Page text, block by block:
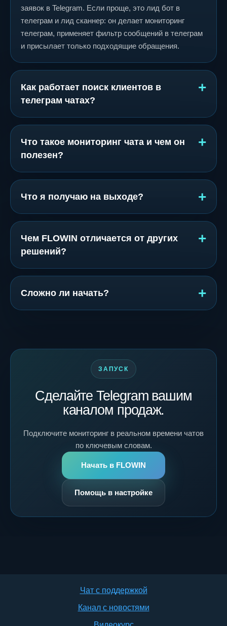
заявок в Telegram. Если проще, это лид бот в
телеграм и лид сканнер: он делает мониторинг
телеграм, применяет фильтр сообщений в телеграм
и присылает только подходящие обращения.
Как работает поиск клиентов в
телеграм чатах?
Что такое мониторинг чата и чем он
полезен?
Что я получаю на выходе?
Чем FLOWIN отличается от других
решений?
Сложно ли начать?
ЗАПУСК
Сделайте Telegram вашим
каналом продаж.
Подключите мониторинг в реальном времени чатов
по ключевым словам.
Начать в FLOWIN
Помощь в настройке
Чат с поддержкой
Канал с новостями